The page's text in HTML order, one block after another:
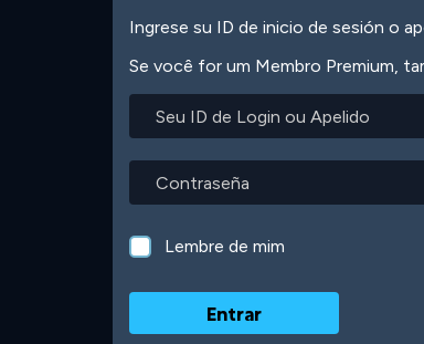
Ingrese su ID de inicio de sesión o
Se você for um Membro Premium,
Login
Apelido
Lembre de mim